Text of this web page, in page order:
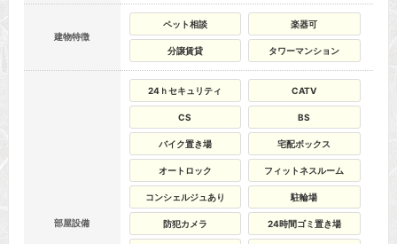
建物特徴
ペット相談 楽器可
分譲賃貸 タワーマンション
部屋設備
24ｈセキュリティ CATV
CS BS
バイク置き場 宅配ボックス
オートロック フィットネスルーム
コンシェルジュあり 駐輪場
防犯カメラ 24時間ゴミ置き場